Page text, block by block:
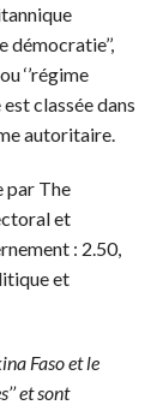
démocratie’’,
‘’régime
est classée dans
autoritaire.
par The
et
: 2.50,
et
Faso et le
et sont